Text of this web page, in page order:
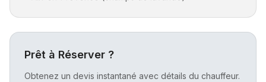
Prêt à Réserver ?
Obtenez un devis instantané avec détails du chauffeur.